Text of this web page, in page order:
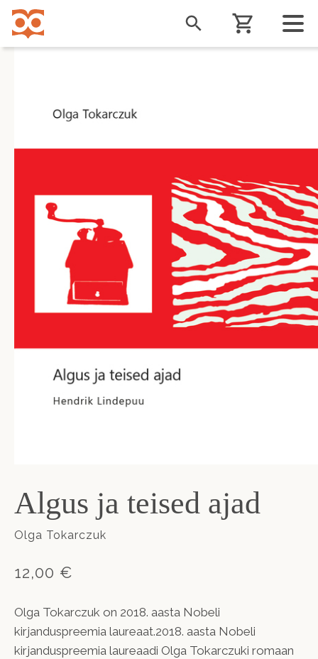
Liigu
edasi
põhisisu
juurde
Algus ja teised ajad
Olga Tokarczuk
12,00 €
Olga Tokarczuk on 2018. aasta Nobeli
kirjanduspreemia laureaat.2018. aasta Nobeli
kirjanduspreemia laureaadi Olga Tokarczuki romaan